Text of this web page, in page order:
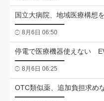
国立大病院、地域医療構想
8月6日 06:50
停電で医療機器使えない
8月6日 06:25
OTC類似薬、追加負担求め